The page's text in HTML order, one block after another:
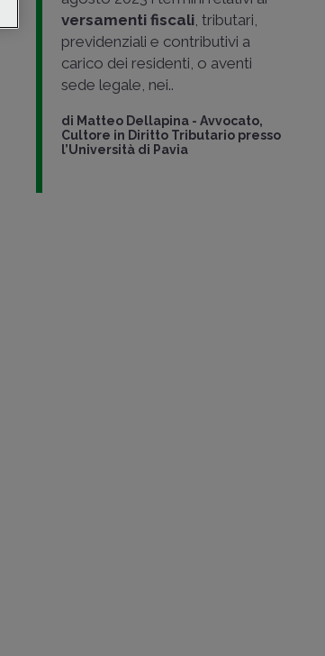
versamenti fiscali, tributari,
previdenziali e contributivi a
carico dei residenti, o aventi
sede legale, nei..
di Matteo Dellapina - Avvocato,
Cultore in Diritto Tributario presso
l’Università di Pavia